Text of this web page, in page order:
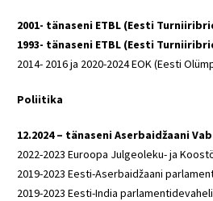
2001- tänaseni ETBL (Eesti
1993- tänaseni ETBL (Eesti
2014- 2016 ja 2020-2024 EOK (Eesti
Poliitika
12.2024 – tänaseni Aserbaidžaani
2022-2023 Euroopa Julgeoleku- ja
2019-2023 Eesti-Aserbaidžaani
2019-2023 Eesti-India